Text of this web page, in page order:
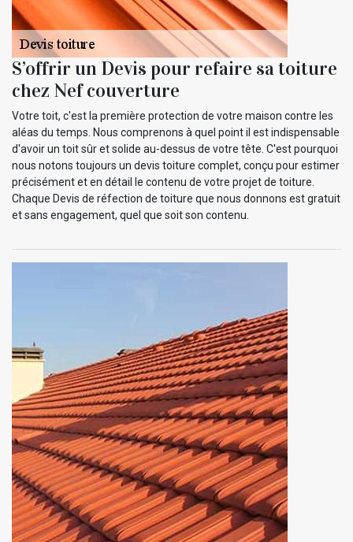
S’offrir un Devis pour refaire sa toiture
chez Nef couverture
Votre toit, c'est la première protection de votre maison contre les
aléas du temps. Nous comprenons à quel point il est indispensable
d'avoir un toit sûr et solide au-dessus de votre tête. C'est pourquoi
nous notons toujours un devis toiture complet, conçu pour estimer
précisément et en détail le contenu de votre projet de toiture.
Chaque Devis de réfection de toiture que nous donnons est gratuit
et sans engagement, quel que soit son contenu.